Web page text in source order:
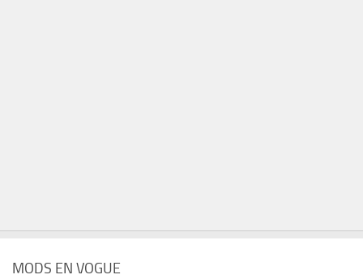
MODS EN VOGUE